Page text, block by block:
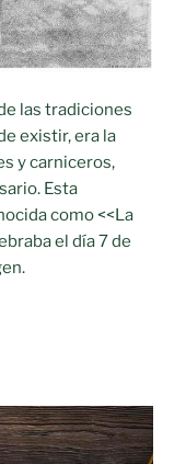
las tradiciones
existir, era la
y carniceros,
Esta
como <<La
el día 7 de